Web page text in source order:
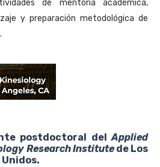
de mentoría académica,
y preparación metodológica de
postdoctoral delApplied
Research Institutede Los